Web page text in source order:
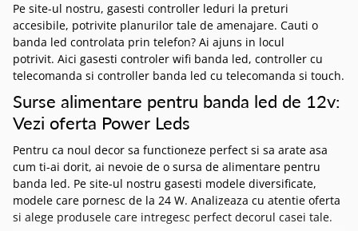
Pe site-ul nostru, gasesti controller leduri la preturi
accesibile, potrivite planurilor tale de amenajare. Cauti o
banda led controlata prin telefon? Ai ajuns in locul
potrivit. Aici gasesti controler wifi banda led, controller cu
telecomanda si controller banda led cu telecomanda si touch.
Surse alimentare pentru banda led de 12v:
Vezi oferta Power Leds
Pentru ca noul decor sa functioneze perfect si sa arate asa
cum ti-ai dorit, ai nevoie de o sursa de alimentare pentru
banda led. Pe site-ul nostru gasesti modele diversificate,
modele care pornesc de la 24 W. Analizeaza cu atentie oferta
si alege produsele care intregesc perfect decorul casei tale.